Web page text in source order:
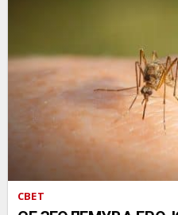
СВЕТ